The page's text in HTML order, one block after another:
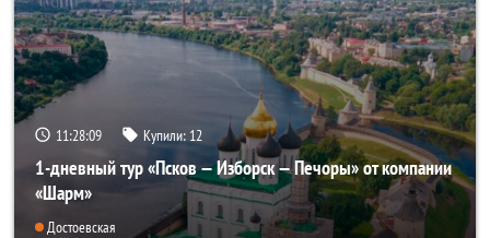
11:28:07 Купили: 12
1-дневный тур «Псков — Изборск — Печоры» от компании
«Шарм»
Достоевская